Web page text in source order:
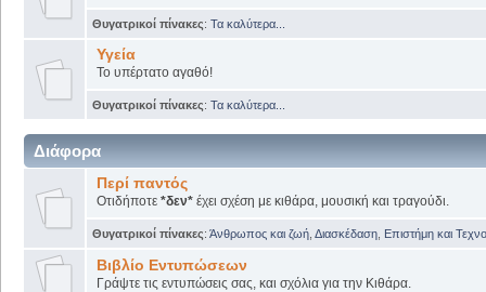
Θυγατρικοί πίνακες: Τα καλύτερα...
Υγεία
Το υπέρτατο αγαθό!
Θυγατρικοί πίνακες: Τα καλύτερα...
Διάφορα
Περί παντός
Οτιδήποτε *δεν*έχει σχέση με κιθάρα, μουσική και τραγούδι.
Θυγατρικοί πίνακες: Άνθρωπος και ζωή Διασκέδαση Επιστήμη και
Βιβλίο Εντυπώσεων
Γράψτε τις εντυπώσεις σας, και σχόλια για την Κιθάρα.